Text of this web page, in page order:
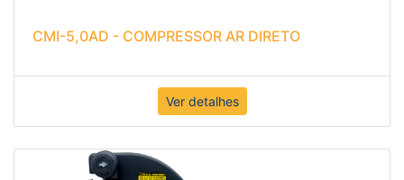
CMI-5,0AD - COMPRESSOR AR DIRETO
Ver detalhes